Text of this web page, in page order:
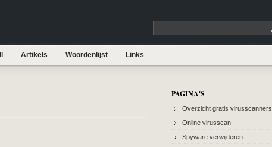
Artikels Woordenlijst Links
PAGINA'S
Overzicht gratis virusscanners
Online virusscan
Spyware verwijderen